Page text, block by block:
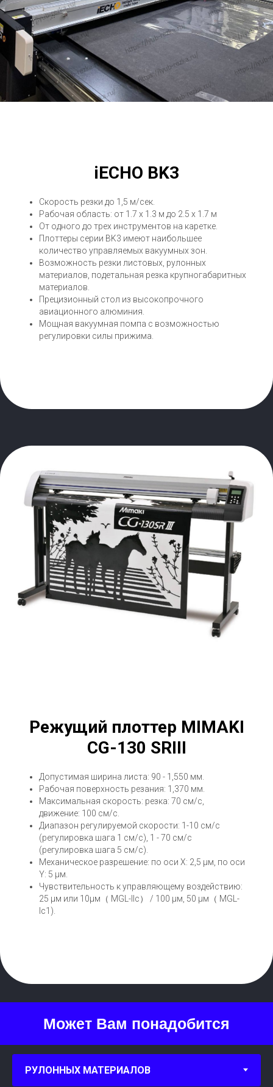
iECHO BK3
Скорость резки до 1,5 м/сек.
Рабочая область: от 1.7 х 1.3 м до 2.5 х 1.7 м
От одного до трех инструментов на каретке.
Плоттеры серии BK3 имеют наибольшее
количество управляемых вакуумных зон.
Возможность резки листовых, рулонных
материалов, подетальная резка крупногабаритных
материалов.
Прецизионный стол из высокопрочного
авиационного алюминия.
Мощная вакуумная помпа с возможностью
регулировки силы прижима.
Режущий плоттер MIMAKI
CG-130 SRIII
Допустимая ширина листа: 90 - 1,550 мм.
Рабочая поверхность резания: 1,370 мм.
Максимальная скорость: резка: 70 см/с,
движение: 100 см/с.
Диапазон регулируемой скорости: 1-10 см/с
(регулировка шага 1 см/с), 1 - 70 см/с
(регулировка шага 5 см/с).
Механическое разрешение: по оси X: 2,5 µм, по оси
Y: 5 µм.
Чувствительность к управляющему воздействию:
25 µм или 10µм（ MGL-IIc） / 100 µм, 50 µм（ MGL-
Ic1).
Может Вам понадобится